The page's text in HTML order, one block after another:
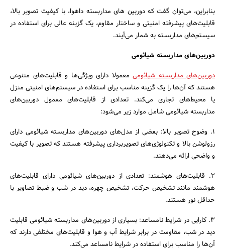
بنابراین، می‌توان گفت که دوربین‌ های مداربسته داهوا، با کیفیت تصویر بالا،
قابلیت‌های پیشرفته امنیتی و ساختار مقاوم، یک گزینه عالی برای استفاده در
سیستم‌های مداربسته به شمار می‌آیند.
دوربین‌های مداربسته شیائومی
دوربین‌های مداربسته شیائومی معمولا دارای ویژگی‌ها و قابلیت‌های متنوعی
هستند که آن‌ها را یک گزینه مناسب برای استفاده در سیستم‌های امنیتی منزل
یا محیط‌های تجاری می‌کند. تعدادی از قابلیت‌های معمول دوربین‌های
مداربسته شیائومی شامل موارد زیر می‌شود:
1. وضوح تصویر بالا: بعضی از مدل‌های دوربین‌های مداربسته شیائومی دارای
رزولوشن بالا و تکنولوژی‌های تصویربرداری پیشرفته هستند که تصویر با کیفیت
و واضحی ارائه می‌دهند.
2. قابلیت‌های هوشمند: تعدادی از دوربین‌های شیائومی دارای قابلیت‌های
هوشمند مانند تشخیص حرکت، تشخیص چهره، دید در شب و ضبط تصاویر با
حداقل نور هستند.
3. کارایی در شرایط نامساعد: بسیاری از دوربین‌های مداربسته شیائومی قابلیت
دید در شب، مقاومت در برابر شرایط آب و هوا و قابلیت‌های مختلفی دارند که
آن‌ها را مناسب برای استفاده در شرایط نامساعد می‌کند.